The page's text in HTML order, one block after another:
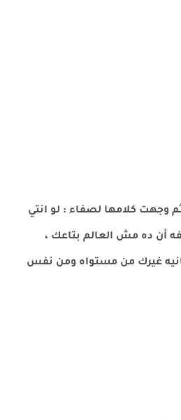
وجهت كلامها لصفاء : لو انتي
أن ده مش العالم بتاعك ،
غيرك من مستواه ومن نفس